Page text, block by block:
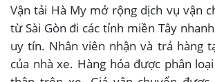
Vận tải Hà My mở rộng dịch vụ vận
từ Sài Gòn đi các tỉnh miền Tây
uy tín. Nhân viên nhận và trả hàng
của nhà xe. Hàng hóa được phân